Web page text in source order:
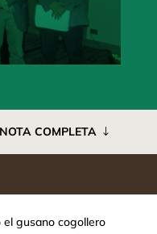
COMPLETA
el gusano cogollero